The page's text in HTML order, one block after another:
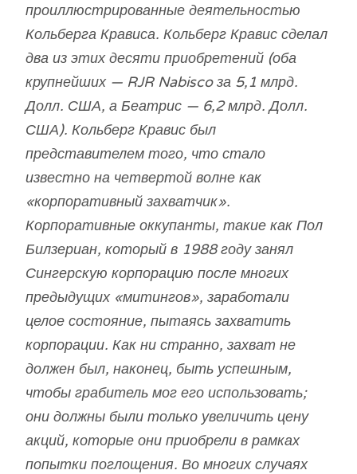
проиллюстрированные деятельностью
Кольберга Крависа. Кольберг Кравис сделал
два из этих десяти приобретений (оба
крупнейших — RJR Nabisco за 5,1 млрд.
Долл. США, а Беатрис — 6,2 млрд. Долл.
США). Кольберг Кравис был
представителем того, что стало
известно на четвертой волне как
«корпоративный захватчик».
Корпоративные оккупанты, такие как Пол
Билзериан, который в 1988 году занял
Сингерскую корпорацию после многих
предыдущих «митингов», заработали
целое состояние, пытаясь захватить
корпорации. Как ни странно, захват не
должен был, наконец, быть успешным,
чтобы грабитель мог его использовать;
они должны были только увеличить цену
акций, которые они приобрели в рамках
попытки поглощения. Во многих случаях